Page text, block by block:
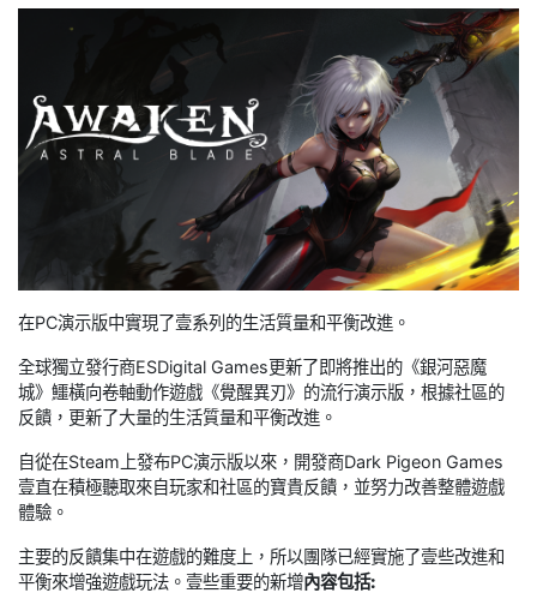
在PC演示版中實現了壹系列的生活質量和平衡改進。
全球獨立發行商ESDigital Games更新了即將推出的《銀河惡魔
城》鱷橫向卷軸動作遊戲《覺醒異刃》的流行演示版，根據社區的
反饋，更新了大量的生活質量和平衡改進。
自從在Steam上發布PC演示版以來，開發商Dark Pigeon Games
壹直在積極聽取來自玩家和社區的寶貴反饋，並努力改善整體遊戲
體驗。
主要的反饋集中在遊戲的難度上，所以團隊已經實施了壹些改進和
平衡來增強遊戲玩法。壹些重要的新增內容包括: